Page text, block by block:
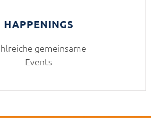
HAPPENINGS
gemeinsame
Events